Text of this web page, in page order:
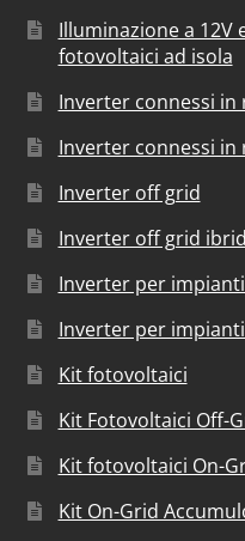
Illuminazione a 12V
fotovoltaici ad isola
Inverter connessi in
Inverter connessi in
Inverter off grid
Inverter off grid
Inverter per
Inverter per
Kit fotovoltaici
Kit Fotovoltaici Off-
Kit fotovoltaici On-
Kit On-Grid